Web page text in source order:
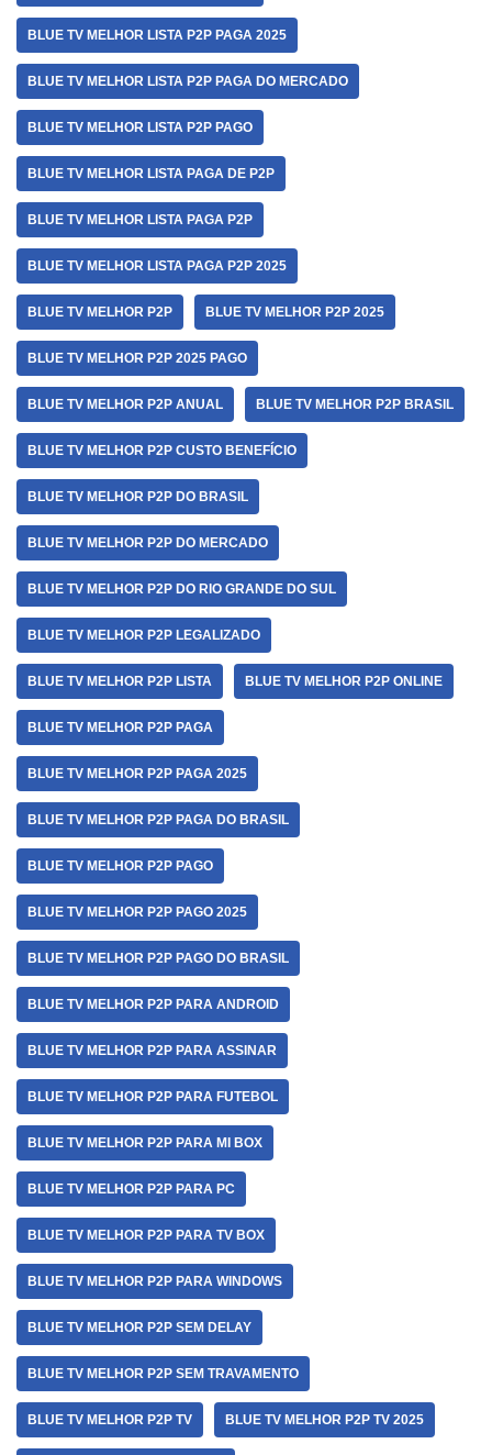
BLUE TV MELHOR LISTA P2P PAGA 2025
BLUE TV MELHOR LISTA P2P PAGA DO MERCADO
BLUE TV MELHOR LISTA P2P PAGO
BLUE TV MELHOR LISTA PAGA DE P2P
BLUE TV MELHOR LISTA PAGA P2P
BLUE TV MELHOR LISTA PAGA P2P 2025
BLUE TV MELHOR P2P BLUE TV MELHOR P2P 2025
BLUE TV MELHOR P2P 2025 PAGO
BLUE TV MELHOR P2P ANUAL BLUE TV MELHOR P2P BRASIL
BLUE TV MELHOR P2P CUSTO BENEFÍCIO
BLUE TV MELHOR P2P DO BRASIL
BLUE TV MELHOR P2P DO MERCADO
BLUE TV MELHOR P2P DO RIO GRANDE DO SUL
BLUE TV MELHOR P2P LEGALIZADO
BLUE TV MELHOR P2P LISTA BLUE TV MELHOR P2P ONLINE
BLUE TV MELHOR P2P PAGA
BLUE TV MELHOR P2P PAGA 2025
BLUE TV MELHOR P2P PAGA DO BRASIL
BLUE TV MELHOR P2P PAGO
BLUE TV MELHOR P2P PAGO 2025
BLUE TV MELHOR P2P PAGO DO BRASIL
BLUE TV MELHOR P2P PARA ANDROID
BLUE TV MELHOR P2P PARA ASSINAR
BLUE TV MELHOR P2P PARA FUTEBOL
BLUE TV MELHOR P2P PARA MI BOX
BLUE TV MELHOR P2P PARA PC
BLUE TV MELHOR P2P PARA TV BOX
BLUE TV MELHOR P2P PARA WINDOWS
BLUE TV MELHOR P2P SEM DELAY
BLUE TV MELHOR P2P SEM TRAVAMENTO
BLUE TV MELHOR P2P TV BLUE TV MELHOR P2P TV 2025